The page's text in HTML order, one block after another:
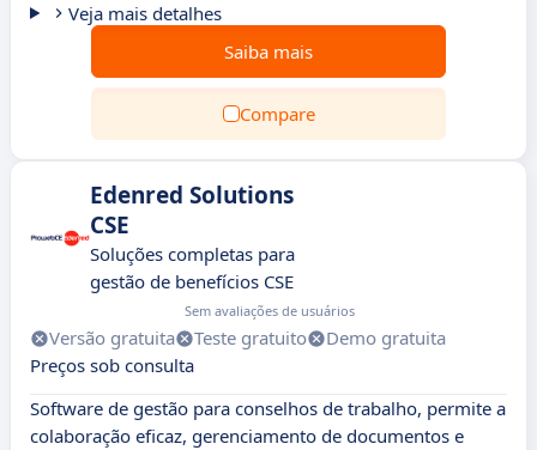
Veja mais detalhes
Saiba mais
Compare
Edenred Solutions
CSE
Soluções completas para
gestão de benefícios CSE
Sem avaliações de usuários
Versão gratuita Teste gratuito
Demo gratuita
Preços sob consulta
Software de gestão para conselhos de trabalho, permite a
colaboração eficaz, gerenciamento de documentos e